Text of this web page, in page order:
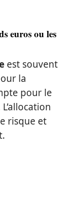
euros ou les
est souvent
la
pour le
risque et